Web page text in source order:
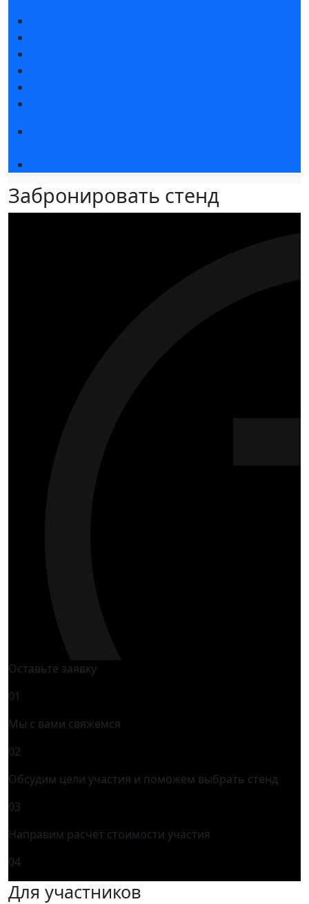
Забронировать стенд
Оставьте заявку
01
Мы с вами свяжемся
02
Обсудим цели участия и поможем выбрать стенд
03
Направим расчёт стоимости участия
04
Для участников